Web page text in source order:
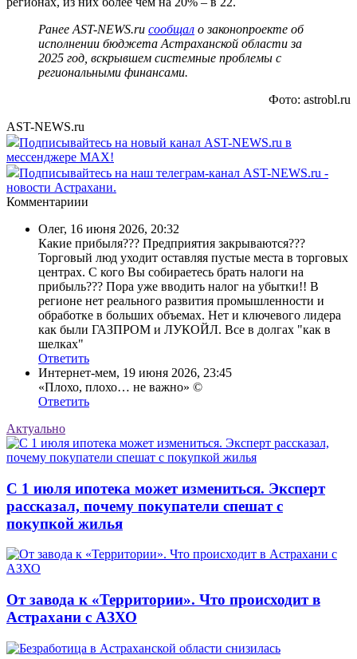
Ранее AST-NEWS.ru сообщал о законопроекте об
исполнении бюджета Астраханской области за
2025 год, вскрывшем системные проблемы с
региональными финансами.
Фото: astrobl.ru
AST-NEWS.ru
Подписывайтесь на новый канал AST-NEWS.ru в
мессенджере MAX!
Подписывайтесь на наш телеграм-канал AST-NEWS.ru -
новости Астрахани.
Комментариии
Олег, 16 июня 2026, 20:32
Какие прибыля??? Предприятия закрываются???
Торговый люд уходит оставляя пустые места в торговых
центрах. С кого Вы собираетесь брать налоги на
прибыль??? Пора уже вводить налог на убытки!! В
регионе нет реального развития промышленности и
обработке в больших объемах. Нет и ключевого лидера
как были ГАЗПРОМ и ЛУКОЙЛ. Все в долгах "как в
шелках"
Ответить
Интернет-мем, 19 июня 2026, 23:45
«Плохо, плохо… не важно» ©️
Ответить
Актуально
С 1 июля ипотека может измениться. Эксперт
рассказал, почему покупатели спешат с
покупкой жилья
От завода к «Территории». Что происходит в
Астрахани с АЗХО